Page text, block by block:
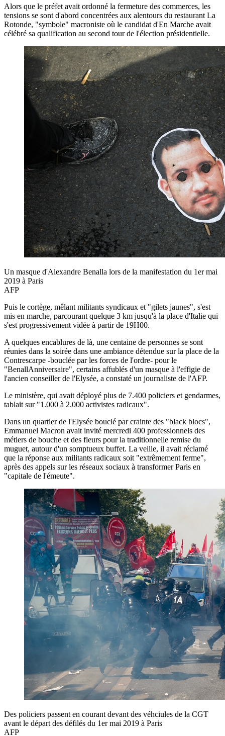
Alors que le préfet avait ordonné la fermeture des commerces, les
tensions se sont d'abord concentrées aux alentours du restaurant La
Rotonde, "symbole" macroniste où le candidat d'En Marche avait
célébré sa qualification au second tour de l'élection présidentielle.
Un masque d'Alexandre Benalla lors de la manifestation du 1er mai
2019 à Paris
AFP
Puis le cortège, mêlant militants syndicaux et "gilets jaunes", s'est
mis en marche, parcourant quelque 3 km jusqu'à la place d'Italie qui
s'est progressivement vidée à partir de 19H00.
A quelques encablures de là, une centaine de personnes se sont
réunies dans la soirée dans une ambiance détendue sur la place de la
Contrescarpe -bouclée par les forces de l'ordre- pour le
"BenallAnniversaire", certains affublés d'un masque à l'effigie de
l'ancien conseiller de l'Elysée, a constaté un journaliste de l'AFP.
Le ministère, qui avait déployé plus de 7.400 policiers et gendarmes,
tablait sur "1.000 à 2.000 activistes radicaux".
Dans un quartier de l'Elysée bouclé par crainte des "black blocs",
Emmanuel Macron avait invité mercredi 400 professionnels des
métiers de bouche et des fleurs pour la traditionnelle remise du
muguet, autour d'un somptueux buffet. La veille, il avait réclamé
que la réponse aux militants radicaux soit "extrêmement ferme",
après des appels sur les réseaux sociaux à transformer Paris en
"capitale de l'émeute".
Des policiers passent en courant devant des véhciules de la CGT
avant le départ des défilés du 1er mai 2019 à Paris
AFP